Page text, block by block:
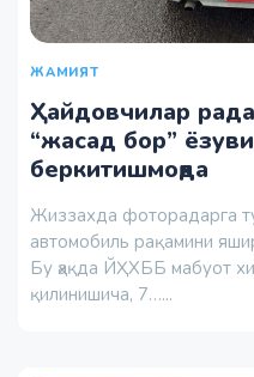
ЖАМИЯТ
Ҳайдовчилар
“жасад бор”
беркитишмоқда
Жиззахда фоторадарга
автомобиль рақамини
Бу ҳақда ЙҲХББ мабуот
қилинишича, 7…...